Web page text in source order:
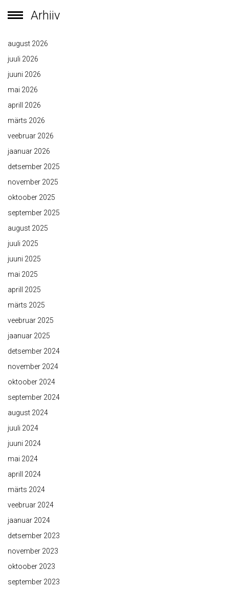
Arhiiv
august 2026
juuli 2026
juuni 2026
mai 2026
aprill 2026
märts 2026
veebruar 2026
jaanuar 2026
detsember 2025
november 2025
oktoober 2025
september 2025
august 2025
juuli 2025
juuni 2025
mai 2025
aprill 2025
märts 2025
veebruar 2025
jaanuar 2025
detsember 2024
november 2024
oktoober 2024
september 2024
august 2024
juuli 2024
juuni 2024
mai 2024
aprill 2024
märts 2024
veebruar 2024
jaanuar 2024
detsember 2023
november 2023
oktoober 2023
september 2023